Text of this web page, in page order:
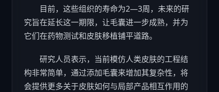
目前，这些组织的寿命为2—3周，未来的研
究旨在延长这一期限，让毛囊进一步成熟，并为
它们在药物测试和皮肤移植铺平道路。
研究人员表示，当前模仿人类皮肤的工程结
构非常简单，通过添加毛囊来增加其复杂性，将
会提供更多关于皮肤如何与局部产品相互作用的